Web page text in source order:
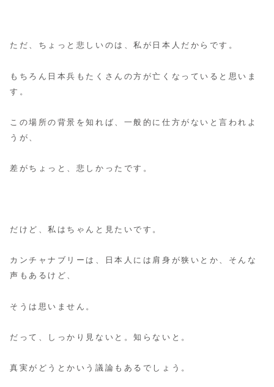
ただ、ちょっと悲しいのは、私が日本人だからです。
もちろん日本兵もたくさんの方が亡くなっていると思いま
す。
この場所の背景を知れば、一般的に仕方がないと言われよ
うが、
差がちょっと、悲しかったです。
だけど、私はちゃんと見たいです。
カンチャナブリーは、日本人には肩身が狭いとか、そんな
声もあるけど、
そうは思いません。
だって、しっかり見ないと。知らないと。
真実がどうとかいう議論もあるでしょう。